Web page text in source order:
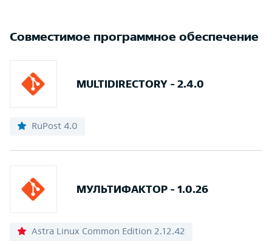
Совместимое программное обеспечение
MULTIDIRECTORY - 2.4.0
RuPost 4.0
МУЛЬТИФАКТОР - 1.0.26
Astra Linux Common Edition 2.12.42